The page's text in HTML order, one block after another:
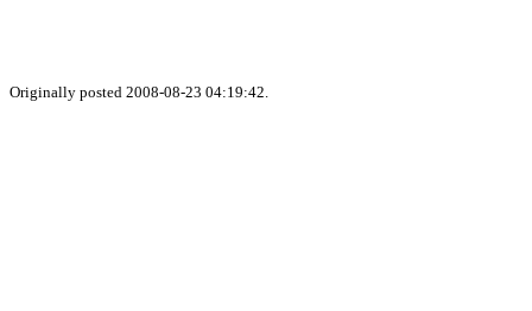
Originally posted 2008-08-23 04:19:42.